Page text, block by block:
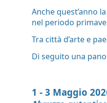
Anche quest’anno la
nel periodo
Tra città d’arte e
Di seguito una
1 - 3 Maggio